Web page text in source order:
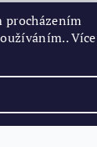
procházením
Více